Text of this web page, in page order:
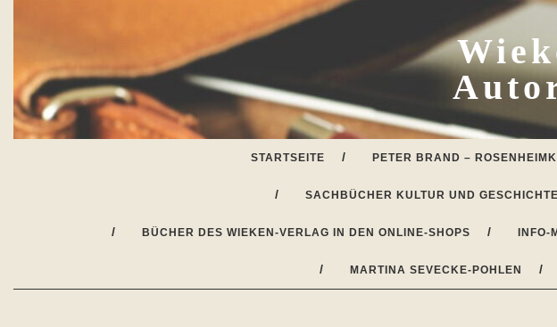
STARTSEITE PETER BRAND –
SACHBÜCHER KULTUR UND GESCHICHTE
BÜCHER DES WIEKEN-VERLAG IN DEN ONLINE-SHOPS
MARTINA SEVECKE-POHLEN